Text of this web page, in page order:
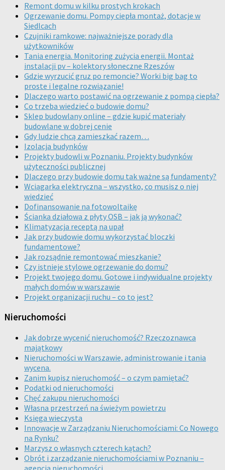
Remont domu w kilku prostych krokach
Ogrzewanie domu. Pompy ciepła montaż, dotacje w
Siedlcach
Czujniki ramkowe: najważniejsze porady dla
użytkowników
Tania energia. Monitoring zużycia energii. Montaż
instalacji pv – kolektory słoneczne Rzeszów
Gdzie wyrzucić gruz po remoncie? Worki big bag to
proste i legalne rozwiązanie!
Dlaczego warto postawić na ogrzewanie z pompą ciepła?
Co trzeba wiedzieć o budowie domu?
Sklep budowlany online – gdzie kupić materiały
budowlane w dobrej cenie
Gdy ludzie chcą zamieszkać razem…
Izolacja budynków
Projekty budowli w Poznaniu. Projekty budynków
użyteczności publicznej
Dlaczego przy budowie domu tak ważne są fundamenty?
Wciągarka elektryczna – wszystko, co musisz o niej
wiedzieć
Dofinansowanie na fotowoltaikę
Ścianka działowa z płyty OSB – jak ją wykonać?
Klimatyzacja receptą na upał
Jak przy budowie domu wykorzystać bloczki
fundamentowe?
Jak rozsądnie remontować mieszkanie?
Czy istnieje stylowe ogrzewanie do domu?
Projekt twojego domu. Gotowe i indywidualne projekty
małych domów w warszawie
Projekt organizacji ruchu – co to jest?
Nieruchomości
Jak dobrze wycenić nieruchomość? Rzeczoznawca
majątkowy
Nieruchomości w Warszawie, administrowanie i tania
wycena.
Zanim kupisz nieruchomość – o czym pamiętać?
Podatki od nieruchomości
Chęć zakupu nieruchomości
Własna przestrzeń na świeżym powietrzu
Księga wieczysta
Innowacje w Zarządzaniu Nieruchomościami: Co Nowego
na Rynku?
Marzysz o własnych czterech kątach?
Obrót i zarządzanie nieruchomościami w Poznaniu –
agencja nieruchomości